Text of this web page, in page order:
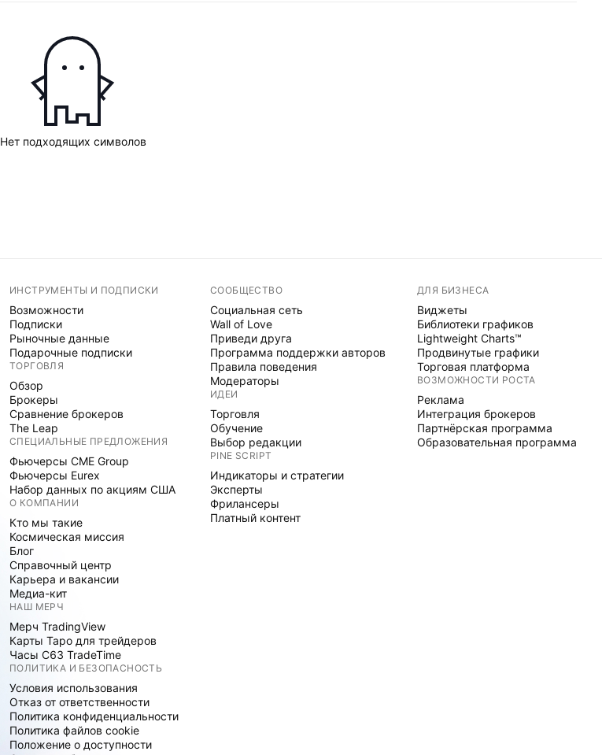
Нет подходящих символов
ИНСТРУМЕНТЫ И ПОДПИСКИ
Возможности
Подписки
Рыночные данные
Подарочные подписки
ТОРГОВЛЯ
Обзор
Брокеры
Сравнение брокеров
The Leap
СПЕЦИАЛЬНЫЕ ПРЕДЛОЖЕНИЯ
Фьючерсы CME Group
Фьючерсы Eurex
Набор данных по акциям США
О КОМПАНИИ
Кто мы такие
Космическая миссия
Блог
Справочный центр
Карьера и вакансии
Медиа-кит
НАШ МЕРЧ
Мерч TradingView
Карты Таро для трейдеров
Часы C63 TradeTime
ПОЛИТИКА И БЕЗОПАСНОСТЬ
Условия использования
Отказ от ответственности
Политика конфиденциальности
Политика файлов cookie
Положение о доступности
СООБЩЕСТВО
Социальная сеть
Wall of Love
Приведи друга
Программа поддержки авторов
Правила поведения
Модераторы
ИДЕИ
Торговля
Обучение
Выбор редакции
PINE SCRIPT
Индикаторы и стратегии
Эксперты
Фрилансеры
Платный контент
ДЛЯ БИЗНЕСА
Виджеты
Библиотеки графиков
Lightweight Charts™
Продвинутые графики
Торговая платформа
ВОЗМОЖНОСТИ РОСТА
Реклама
Интеграция брокеров
Партнёрская программа
Образовательная программа